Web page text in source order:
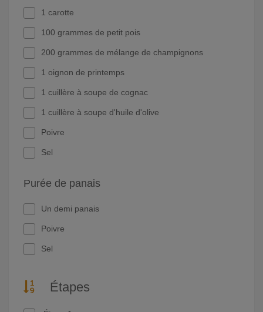
1 carotte
100 grammes de petit pois
200 grammes de mélange de champignons
1 oignon de printemps
1 cuillère à soupe de cognac
1 cuillère à soupe d'huile d'olive
Poivre
Sel
Purée de panais
Un demi panais
Poivre
Sel
Étapes